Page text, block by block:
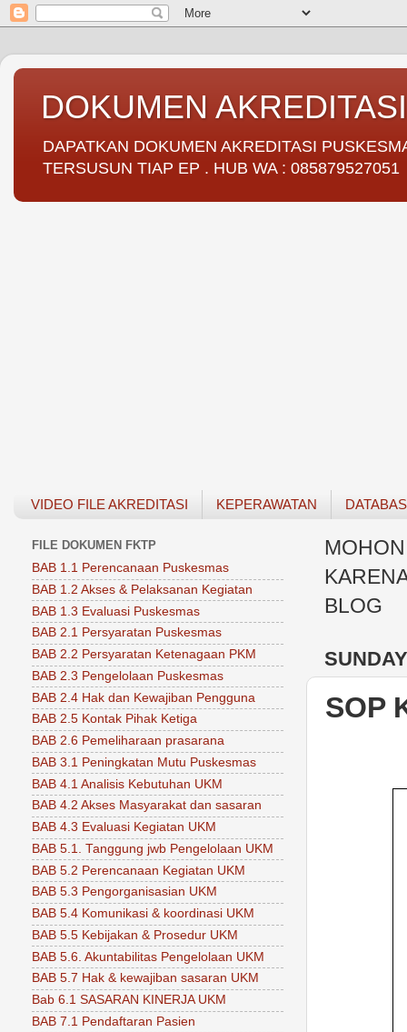
DOKUMEN
DAPATKAN DOKUMEN AKREDITASI
TERSUSUN TIAP EP . HUB WA : 085879527051
VIDEO FILE AKREDITASI KEPERAWATAN
BLOG
SOP
FILE DOKUMEN FKTP
BAB 1.1 Perencanaan Puskesmas
BAB 1.2 Akses & Pelaksanan Kegiatan
BAB 1.3 Evaluasi Puskesmas
BAB 2.1 Persyaratan Puskesmas
BAB 2.2 Persyaratan Ketenagaan PKM
BAB 2.3 Pengelolaan Puskesmas
BAB 2.4 Hak dan Kewajiban Pengguna
BAB 2.5 Kontak Pihak Ketiga
BAB 2.6 Pemeliharaan prasarana
BAB 3.1 Peningkatan Mutu Puskesmas
BAB 4.1 Analisis Kebutuhan UKM
BAB 4.2 Akses Masyarakat dan sasaran
BAB 4.3 Evaluasi Kegiatan UKM
BAB 5.1. Tanggung jwb Pengelolaan UKM
BAB 5.2 Perencanaan Kegiatan UKM
BAB 5.3 Pengorganisasian UKM
BAB 5.4 Komunikasi & koordinasi UKM
BAB 5.5 Kebijakan & Prosedur UKM
BAB 5.6. Akuntabilitas Pengelolaan UKM
BAB 5.7 Hak & kewajiban sasaran UKM
Bab 6.1 SASARAN KINERJA UKM
BAB 7.1 Pendaftaran Pasien